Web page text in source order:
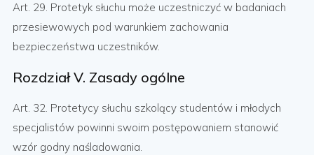
Art. 29. Protetyk słuchu może uczestniczyć w badaniach
przesiewowych pod warunkiem zachowania
bezpieczeństwa uczestników.
Rozdział V. Zasady ogólne
Art. 32. Protetycy słuchu szkolący studentów i młodych
specjalistów powinni swoim postępowaniem stanowić
wzór godny naśladowania.